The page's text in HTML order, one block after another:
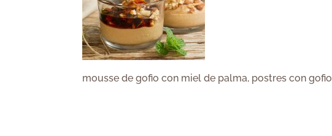
mousse de gofio con miel de palma, postres con gofio